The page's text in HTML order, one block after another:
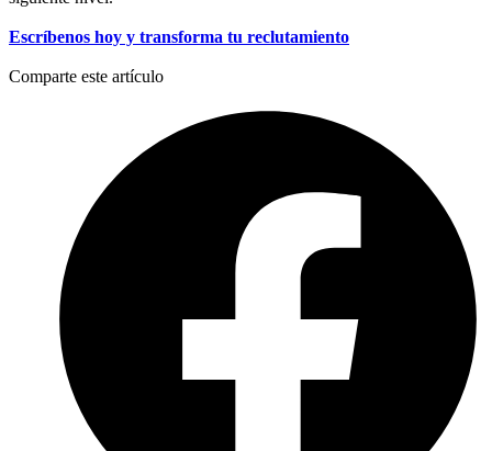
Escríbenos hoy y transforma tu reclutamiento
Comparte este artículo